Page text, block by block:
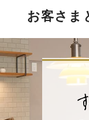
お客さま